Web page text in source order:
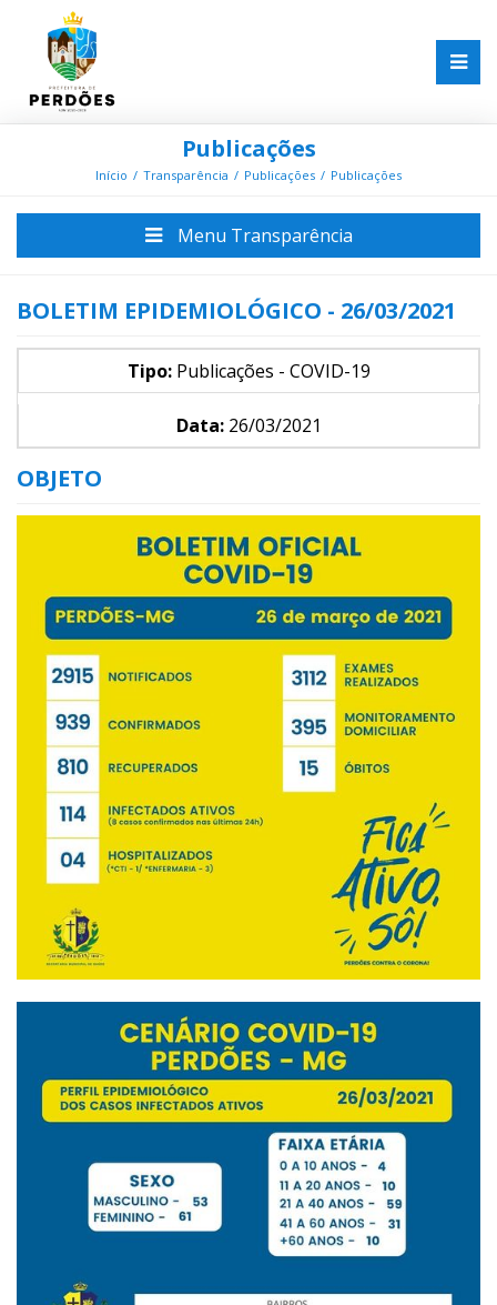
Publicações
Início Transparência Publicações Publicações
Menu Transparência
BOLETIM EPIDEMIOLÓGICO - 26/03/2021
Tipo:Publicações - COVID-19
Data:26/03/2021
OBJETO